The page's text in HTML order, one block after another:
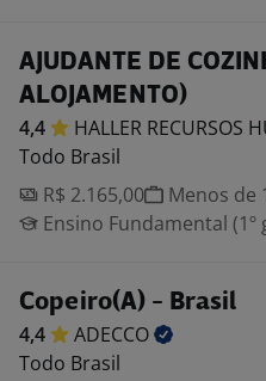
AJUDANTE DE
ALOJAMENTO)
4,4 HALLER RECURSOS
Todo Brasil
R$ 2.165,00
Menos de
Ensino Fundamental (1º
Copeiro(A) - Brasil
4,4
ADECCO
Todo Brasil